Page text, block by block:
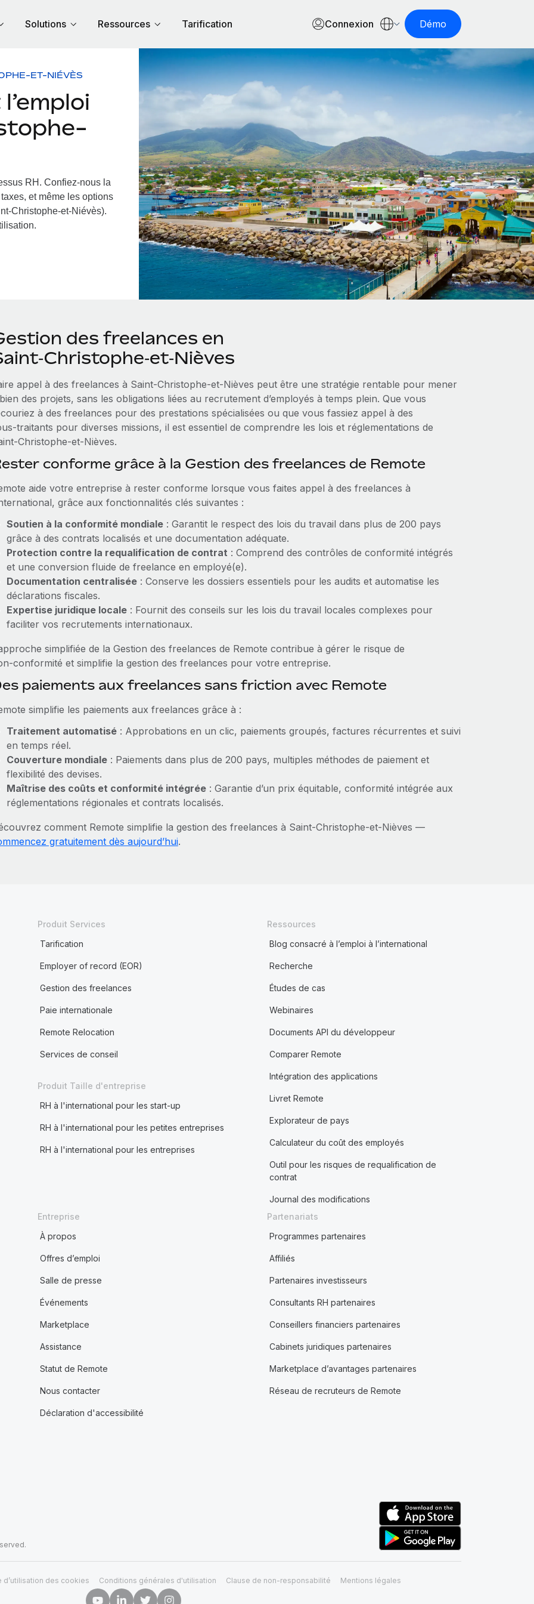
Solutions Ressources Tarification Connexion Démo
ET-NIÉVÈS
RH. Confiez-nous la
et même les options
Christophe-et-Niévès).
des freelances en
appel à des freelances à Saint‑Christophe‑et‑Nièves peut être une stratégie rentable pour mener
des projets, sans les obligations liées au recrutement d’employés à temps plein. Que vous
à des freelances pour des prestations spécialisées ou que vous fassiez appel à des
pour diverses missions, il est essentiel de comprendre les lois et réglementations de
conforme grâce à la Gestion des freelances de Remote
aide votre entreprise à rester conforme lorsque vous faites appel à des freelances à
grâce aux fonctionnalités clés suivantes :
Soutien à la conformité mondiale: Garantit le respect des lois du travail dans plus de 200 pays
grâce à des contrats localisés et une documentation adéquate.
Protection contre la requalification de contrat : Comprend des contrôles de conformité intégrés
et une conversion fluide de freelance en employé(e).
Documentation centralisée: Conserve les dossiers essentiels pour les audits et automatise les
déclarations fiscales.
Expertise juridique locale: Fournit des conseils sur les lois du travail locales complexes pour
faciliter vos recrutements internationaux.
simplifiée de la Gestion des freelances de Remote contribue à gérer le risque de
et simplifie la gestion des freelances pour votre entreprise.
paiements aux freelances sans friction avec Remote
simplifie les paiements aux freelances grâce à :
Traitement automatisé: Approbations en un clic, paiements groupés, factures récurrentes et suivi
en temps réel.
Couverture mondiale: Paiements dans plus de 200 pays, multiples méthodes de paiement et
flexibilité des devises.
Maîtrise des coûts et conformité intégrée: Garantie d’un prix équitable, conformité intégrée aux
réglementations régionales et contrats localisés.
comment Remote simplifie la gestion des freelances à Saint‑Christophe‑et‑Nièves —
gratuitement dès aujourd’hui.
Produit Services
Tarification
Employer of record (EOR)
Gestion des freelances
Paie internationale
Remote Relocation
Services de conseil
Produit Taille d'entreprise
RH à l'international pour les start-up
RH à l'international pour les petites entreprises
RH à l'international pour les entreprises
Ressources
Blog consacré à l’emploi à l’international
Recherche
Études de cas
Webinaires
Documents API du développeur
Comparer Remote
Intégration des applications
Livret Remote
Explorateur de pays
Calculateur du coût des employés
Outil pour les risques de requalification de
contrat
Journal des modifications
Entreprise
À propos
Offres d’emploi
Salle de presse
Événements
Marketplace
Assistance
Statut de Remote
Nous contacter
Déclaration d'accessibilité
Partenariats
Programmes partenaires
Affiliés
Partenaires investisseurs
Consultants RH partenaires
Conseillers financiers partenaires
Cabinets juridiques partenaires
Marketplace d’avantages partenaires
Réseau de recruteurs de Remote
d’utilisation des cookies Conditions générales d'utilisation Clause de non-responsabilité Mentions légales